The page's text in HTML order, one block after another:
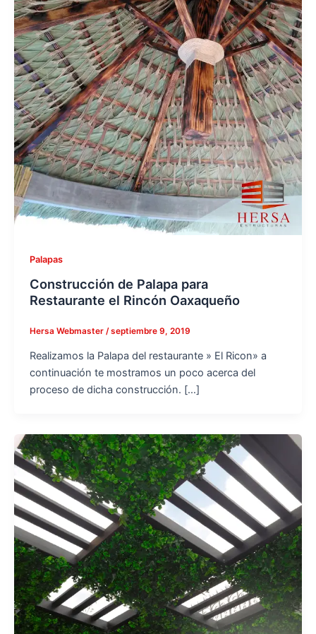
Palapas
Construcción de Palapa para
Restaurante el Rincón Oaxaqueño
Hersa Webmaster /septiembre 9, 2019
Realizamos la Palapa del restaurante » El Ricon» a
continuación te mostramos un poco acerca del
proceso de dicha construcción. […]